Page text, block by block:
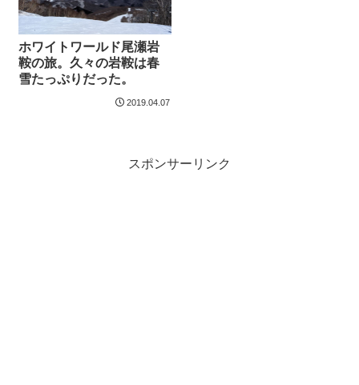
ホワイトワールド尾瀬岩
鞍の旅。久々の岩鞍は春
雪たっぷりだった。
2019.04.07
スポンサーリンク